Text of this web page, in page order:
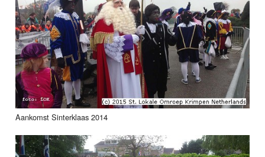
Aankomst Sinterklaas 2014